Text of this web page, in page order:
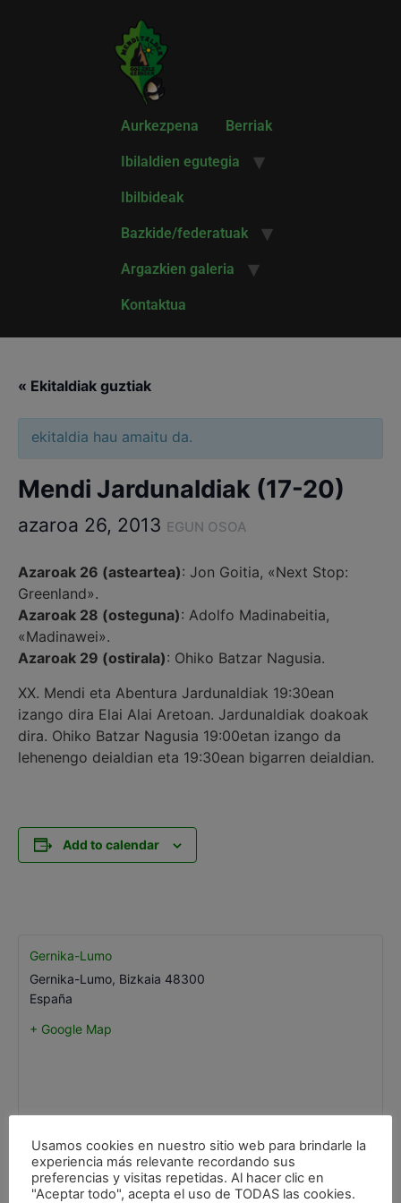
Aurkezpena Berriak
Ibilaldien egutegia
Ibilbideak
Bazkide/federatuak
Argazkien galeria
Kontaktua
« Ekitaldiak guztiak
ekitaldia hau amaitu da.
Mendi Jardunaldiak (17-20)
azaroa 26, 2013 EGUN OSOA
Azaroak 26 (asteartea): Jon Goitia, «Next Stop:
Greenland».
Azaroak 28 (osteguna): Adolfo Madinabeitia,
«Madinawei».
Azaroak 29 (ostirala): Ohiko Batzar Nagusia.
XX. Mendi eta Abentura Jardunaldiak 19:30ean
izango dira Elai Alai Aretoan. Jardunaldiak doakoak
dira. Ohiko Batzar Nagusia 19:00etan izango da
lehenengo deialdian eta 19:30ean bigarren deialdian.
Add to calendar
Gernika-Lumo
Gernika-Lumo, Bizkaia 48300
España
+ Google Map
Usamos cookies en nuestro sitio web para brindarle la
experiencia más relevante recordando sus
preferencias y visitas repetidas. Al hacer clic en
"Aceptar todo", acepta el uso de TODAS las cookies.